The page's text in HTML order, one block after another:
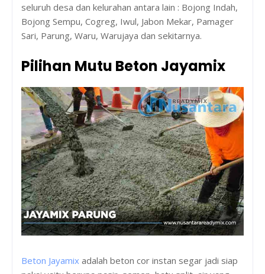
seluruh desa dan kelurahan antara lain : Bojong Indah,
Bojong Sempu, Cogreg, Iwul, Jabon Mekar, Pamager
Sari, Parung, Waru, Warujaya dan sekitarnya.
Pilihan Mutu Beton Jayamix
Beton Jayamix adalah beton cor instan segar jadi siap